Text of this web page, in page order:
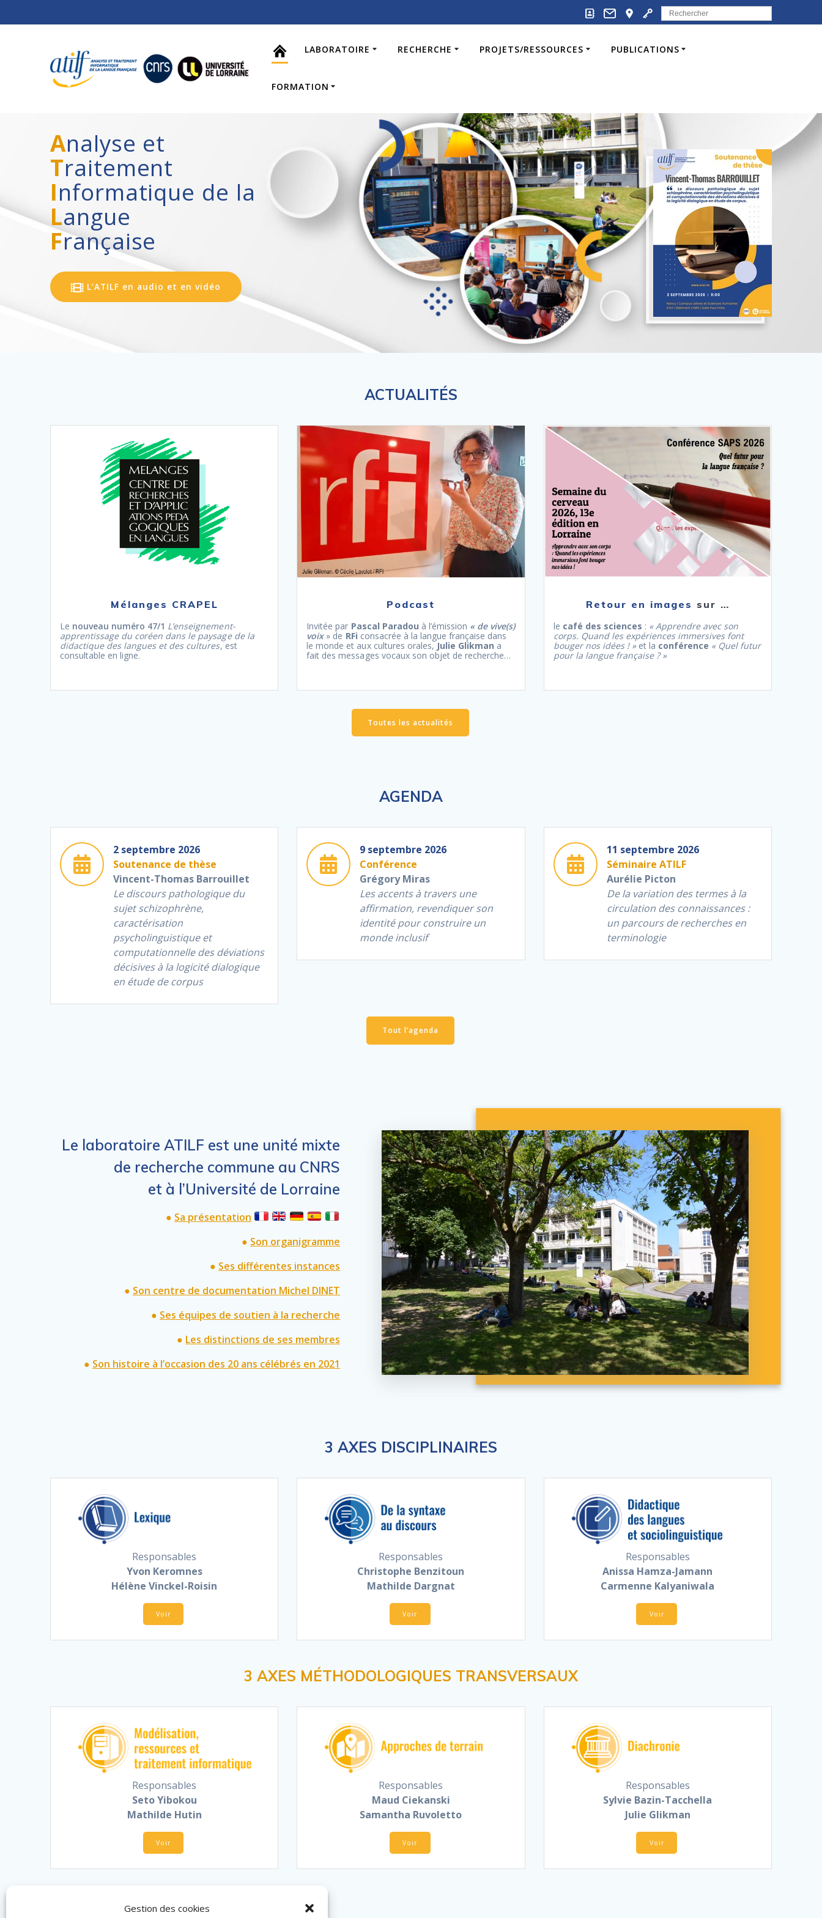
Gestion des cookies
Search
for:
LABORATOIRE RECHERCHE PROJETS/RESSOURCES PUBLICATIONS
FORMATION
Analyse et
Traitement
Informatique de la
Langue
Française
L’ATILF en audio et en vidéo
ACTUALITÉS
Lire la suite
Mélanges CRAPEL
Le nouveau numéro 47/1 L’enseignement-
apprentissage du coréen dans le paysage de la
didactique des langues et des cultures, est
consultable en ligne.
Lire la suite
Podcast
Invitée par Pascal Paradou à l’émission « de vive(s)
voix» de RFi consacrée à la langue française dans
le monde et aux cultures orales,Julie Glikman a
fait des messages vocaux son objet de recherche…
Lire la suite
Retour en images sur …
le café des sciences : « Apprendre avec son
corps. Quand les expériences immersives font
bouger nos idées ! »et la conférence « Quel futur
pour la langue française ? »
Toutes les actualités
AGENDA
2 septembre 2026
Soutenance de thèse
Vincent-Thomas Barrouillet
Le discours pathologique du
sujet schizophrène,
caractérisation
psycholinguistique et
computationnelle des déviations
décisives à la logicité dialogique
en étude de corpus
9 septembre 2026
Conférence
Grégory Miras
Les accents à travers une
affirmation, revendiquer son
identité pour construire un
monde inclusif
11 septembre 2026
Séminaire ATILF
Aurélie Picton
De la variation des termes à la
circulation des connaissances :
un parcours derecherches en
terminologie
Tout l’agenda
Le laboratoire ATILF est une unité mixte
de recherche commune au CNRS
et à l’Université de Lorraine
● Sa présentation
● Son organigramme
● Ses différentes instances
● Son centre de documentation Michel DINET
● Ses équipes de soutien à la recherche
● Les distinctions de ses membres
● Son histoire à l’occasion des 20 ans célébrés en 2021
3 AXES DISCIPLINAIRES
Responsables
Yvon Keromnes
Hélène Vinckel-Roisin
Voir
Responsables
Christophe Benzitoun
Mathilde Dargnat
Voir
Responsables
Anissa Hamza-Jamann
Carmenne Kalyaniwala
Voir
3 AXES MÉTHODOLOGIQUES TRANSVERSAUX
Responsables
Seto Yibokou
Mathilde Hutin
Voir
Responsables
Maud Ciekanski
Samantha Ruvoletto
Voir
Responsables
Sylvie Bazin-Tacchella
Julie Glikman
Voir